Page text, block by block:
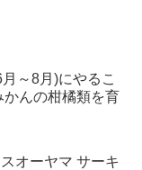
～8月)にやるこ
んの柑橘類を育
オーヤマ サーキ